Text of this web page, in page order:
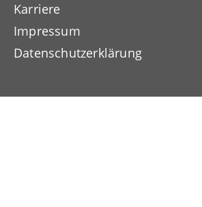
Karriere
Impressum
Datenschutzerklärung